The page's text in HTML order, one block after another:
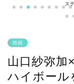
ス
映画
山口紗弥加
ハイボール